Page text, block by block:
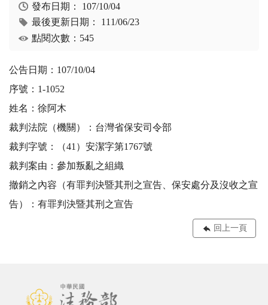
發布日期： 107/10/04
最後更新日期： 111/06/23
點閱次數：545
公告日期：107/10/04
序號：1-1052
姓名：徐阿木
裁判法院（機關）：台灣省保安司令部
裁判字號：（41）安潔字第1767號
裁判案由：參加叛亂之組織
撤銷之內容（有罪判決暨其刑之宣告、保安處分及沒收之宣
告）：有罪判決暨其刑之宣告
回上一頁